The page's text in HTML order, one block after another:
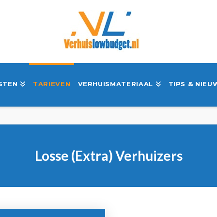
TARIEVEN VERHUISMATERIAAL TIPS &
Losse (Extra) Verhuizers